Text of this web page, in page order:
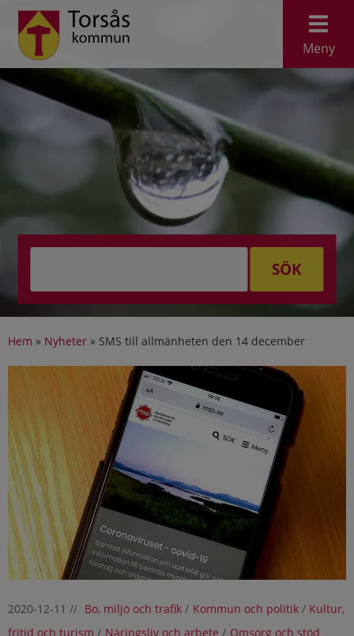
Meny
SÖK
Hem » Nyheter » SMS till allmänheten den 14 december
2020-12-11 // Bo, miljö och trafik/ Kommun och politik/ Kultur,
fritid och turism / Näringsliv och arbete / Omsorg och stöd